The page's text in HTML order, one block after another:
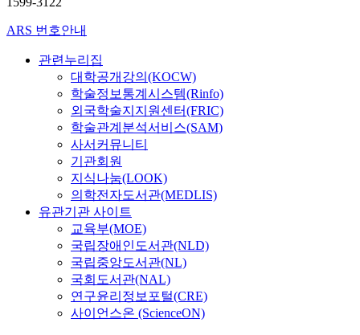
ARS 번호안내
관련누리집
대학공개강의(KOCW)
학술정보통계시스템(Rinfo)
외국학술지지원센터(FRIC)
학술관계분석서비스(SAM)
사서커뮤니티
기관회원
지식나눔(LOOK)
의학전자도서관(MEDLIS)
유관기관 사이트
교육부(MOE)
국립장애인도서관(NLD)
국립중앙도서관(NL)
국회도서관(NAL)
연구윤리정보포털(CRE)
사이언스온 (ScienceON)